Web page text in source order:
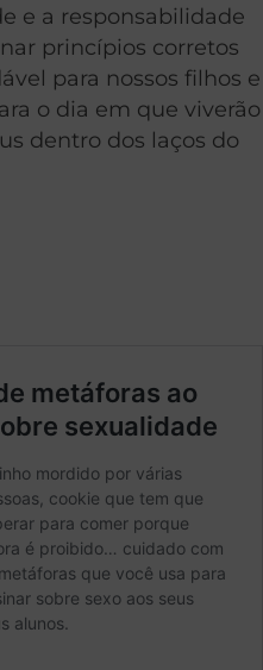
e a responsabilidade
princípios corretos
para nossos filhos e
o dia em que viverão
dentro dos laços do